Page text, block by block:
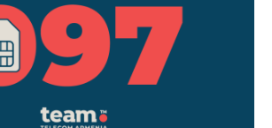
«Բի ֆրի 097» սակագնային
համաձայնվելով
կայքում զետեղված դրա
և հրապարակային օֆերտային։
կօգտվեն «Բի ֆրի 097» հատո